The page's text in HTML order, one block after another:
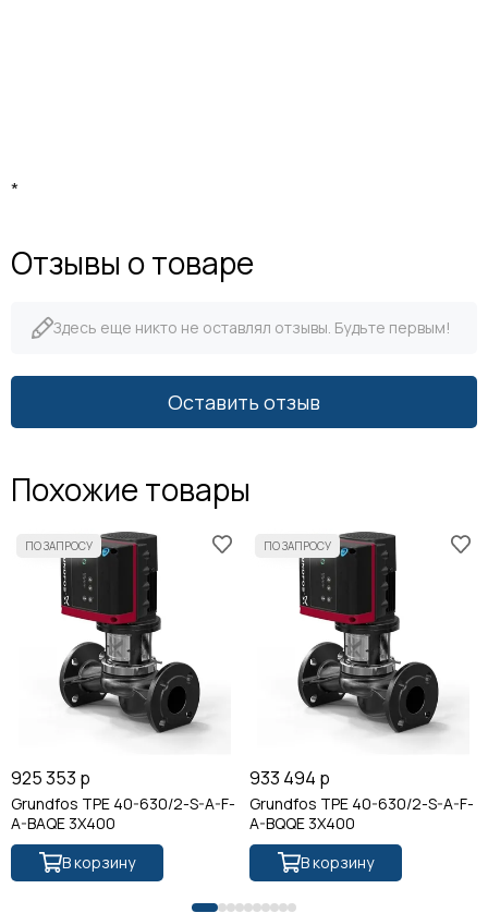
*
Отзывы о товаре
Здесь еще никто не оставлял отзывы. Будьте первым!
Оставить отзыв
Похожие товары
925 353 р
Grundfos TPE 40-630/2-S-A-F-
A-BAQE 3X400
В корзину
933 494 р
Grundfos TPE 40-630/2-S-A-F-
A-BQQE 3X400
В корзину